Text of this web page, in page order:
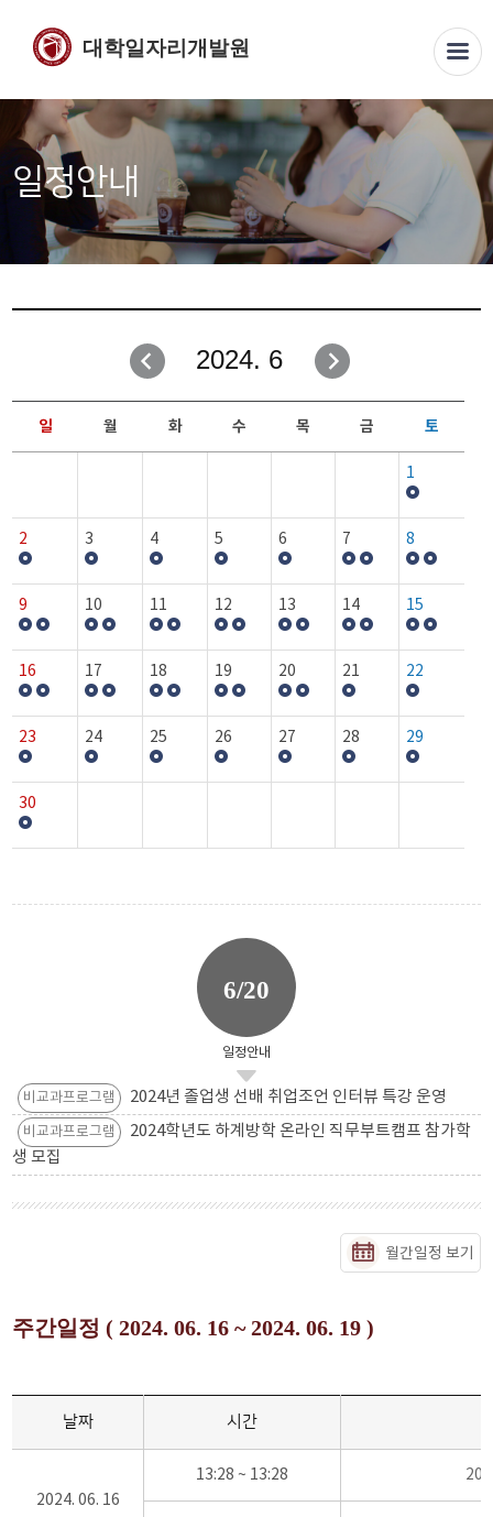
대학일자리개발원
일정안내
2024. 6
일 월 화 수 목 금 토
1
2 3 4 5 6 7 8
9 10 11 12 13 14 15
16 17 18 19 20 21 22
23 24 25 26 27 28 29
30
6/20
일정안내
비교과프로그램 2024년 졸업생 선배 취업조언 인터뷰 특강 운영
비교과프로그램
2024학년도 하계방학 온라인 직무부트캠프 참가학
생 모집
월간일정 보기
주간일정 ( 2024. 06. 16 ~ 2024. 06. 19 )
날짜 시간
2024. 06. 16
13:28 ~ 13:28